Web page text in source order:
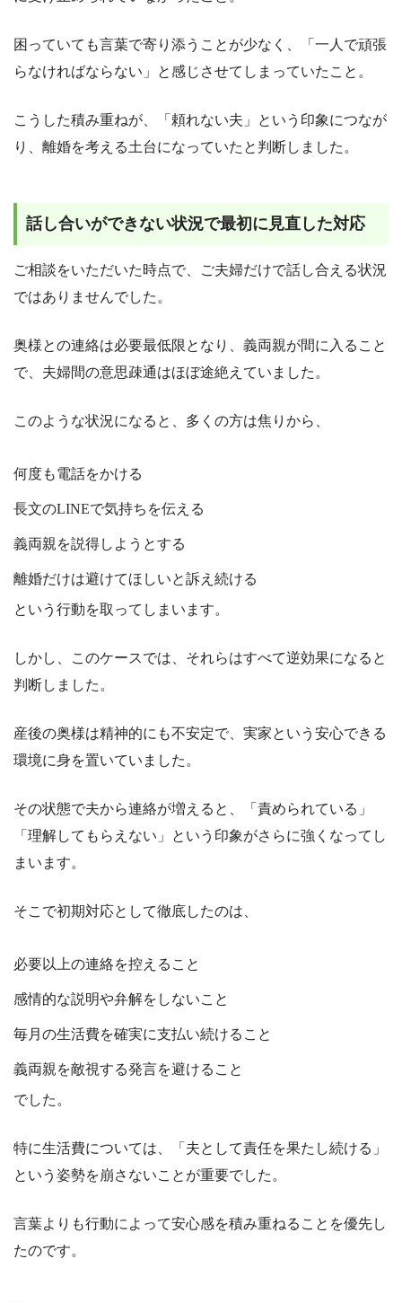
困っていても言葉で寄り添うことが少なく、「一人で頑張
らなければならない」と感じさせてしまっていたこと。
こうした積み重ねが、「頼れない夫」という印象につなが
り、離婚を考える土台になっていたと判断しました。
話し合いができない状況で最初に見直した対応
ご相談をいただいた時点で、ご夫婦だけで話し合える状況
ではありませんでした。
奥様との連絡は必要最低限となり、義両親が間に入ること
で、夫婦間の意思疎通はほぼ途絶えていました。
このような状況になると、多くの方は焦りから、
何度も電話をかける
長文のLINEで気持ちを伝える
義両親を説得しようとする
離婚だけは避けてほしいと訴え続ける
という行動を取ってしまいます。
しかし、このケースでは、それらはすべて逆効果になると
判断しました。
産後の奥様は精神的にも不安定で、実家という安心できる
環境に身を置いていました。
その状態で夫から連絡が増えると、「責められている」
「理解してもらえない」という印象がさらに強くなってし
まいます。
そこで初期対応として徹底したのは、
必要以上の連絡を控えること
感情的な説明や弁解をしないこと
毎月の生活費を確実に支払い続けること
義両親を敵視する発言を避けること
でした。
特に生活費については、「夫として責任を果たし続ける」
という姿勢を崩さないことが重要でした。
言葉よりも行動によって安心感を積み重ねることを優先し
たのです。